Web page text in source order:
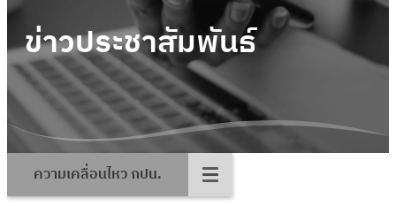
ข่าวประชาสัมพันธ์
ความเคลื่อนไหว กปน.